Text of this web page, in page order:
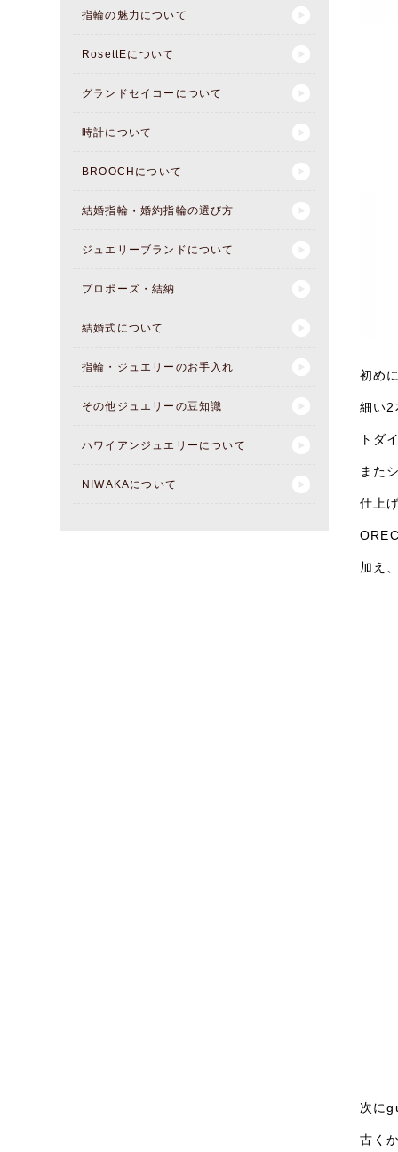
指輪の魅力について
RosettEについて
グランドセイコーについて
時計について
BROOCHについて
結婚指輪・婚約指輪の選び方
ジュエリーブランドについて
プロポーズ・結納
結婚式について
指輪・ジュエリーのお手入れ
その他ジュエリーの豆知識
ハワイアンジュエリーについて
NIWAKAについて
初め
細い2
トダ
また
仕上
加え
次に
古く